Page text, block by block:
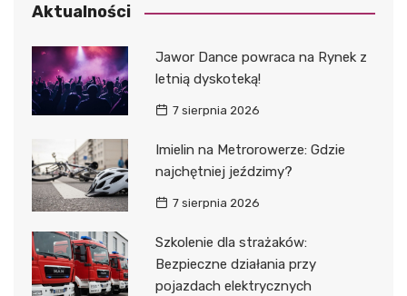
Aktualności
Jawor Dance powraca na Rynek z
letnią dyskoteką!
7 sierpnia 2026
Imielin na Metrorowerze: Gdzie
najchętniej jeździmy?
7 sierpnia 2026
Szkolenie dla strażaków:
Bezpieczne działania przy
pojazdach elektrycznych